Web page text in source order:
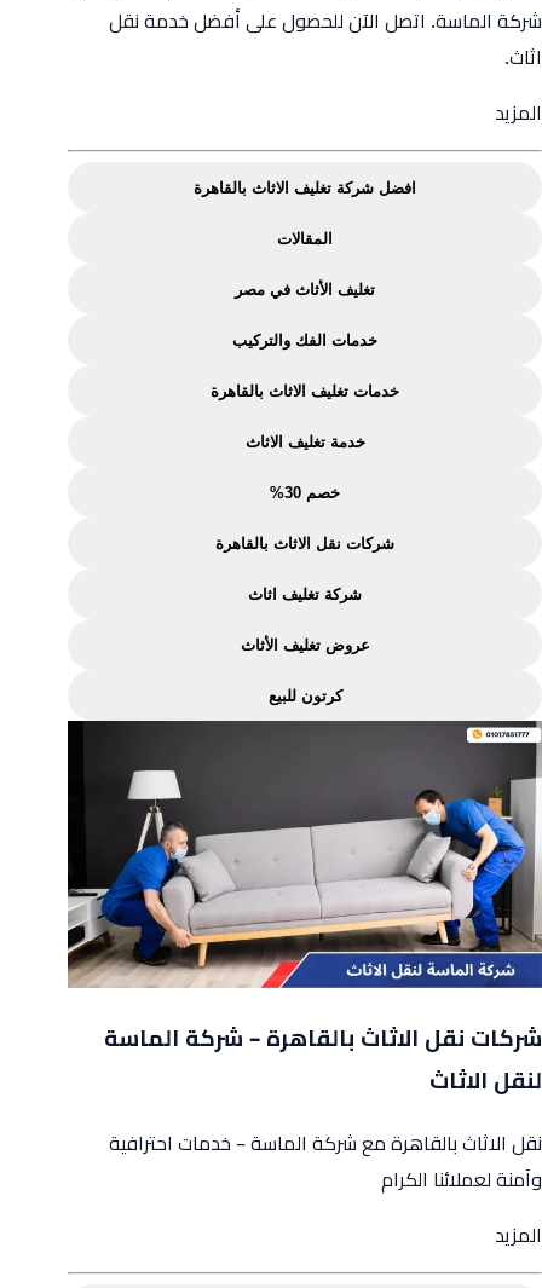
شركة الماسة. اتصل الآن للحصول على أفضل خدمة نقل
اثاث.
المزيد
افضل شركة تغليف الاثاث بالقاهرة
المقالات
تغليف الأثاث في مصر
خدمات الفك والتركيب
خدمات تغليف الاثاث بالقاهرة
خدمة تغليف الاثاث
خصم 30%
شركات نقل الاثاث بالقاهرة
شركة تغليف اثاث
عروض تغليف الأثاث
كرتون للبيع
شركات نقل الاثاث بالقاهرة – شركة الماسة
لنقل الاثاث
نقل الاثاث بالقاهرة مع شركة الماسة – خدمات احترافية
وآمنة لعملائنا الكرام
المزيد